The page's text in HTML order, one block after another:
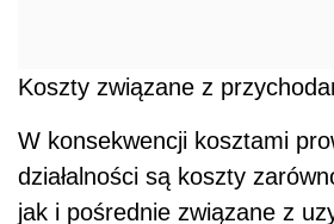
Koszty związane z
W konsekwencji kosztami
działalności są koszty
jak i pośrednie związane z